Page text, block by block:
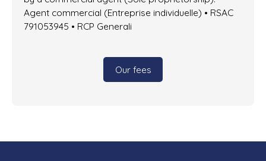
Agent commercial (Entreprise individuelle) • RSAC
791053945 • RCP Generali
Our fees